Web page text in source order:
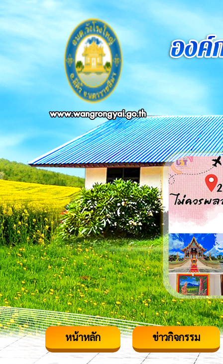
หน้าหลัก ข่าวกิจกรรม